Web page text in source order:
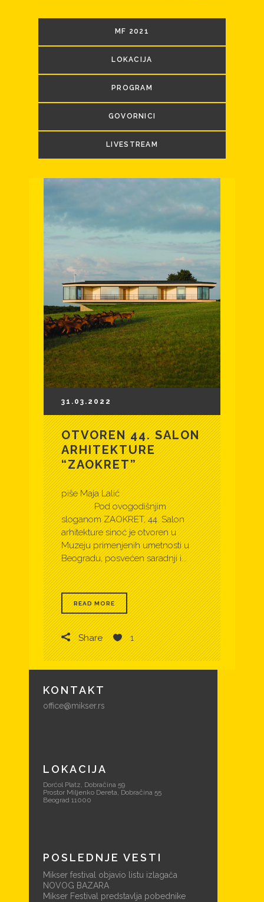
MF 2021
LOKACIJA
PROGRAM
GOVORNICI
LIVESTREAM
31.03.2022
OTVOREN 44. SALON
ARHITEKTURE
“ZAOKRET”
piše Maja Lalić
Pod ovogodišnjim
sloganom ZAOKRET, 44. Salon
arhitekture sinoć je otvoren u
Muzeju primenjenih umetnosti u
Beogradu, posvećen saradnji i...
READ MORE
Share 1
KONTAKT
office@mikser.rs
LOKACIJA
Dorćol Platz, Dobračina 59
Prostor Miljenko Dereta, Dobračina 55
Beograd 11000
POSLEDNJE VESTI
Mikser festival objavio listu izlagača
NOVOG BAZARA
Mikser Festival predstavlja pobednike